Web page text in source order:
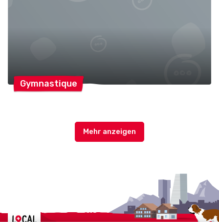
Gymnastique
Localcities